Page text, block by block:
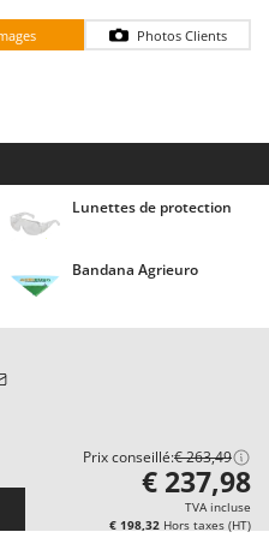
polenta
des olives et la taille
- Extirpateurs
Photos Clients
Lunettes de protection
Bandana Agrieuro
Prix conseillé:€ 263,49
€ 237,98
TVA incluse
€ 198,32 Hors taxes (HT)